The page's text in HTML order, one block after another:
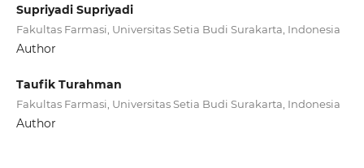
Supriyadi Supriyadi
Fakultas Farmasi, Universitas Setia Budi Surakarta, Indonesia
Author
Taufik Turahman
Fakultas Farmasi, Universitas Setia Budi Surakarta, Indonesia
Author